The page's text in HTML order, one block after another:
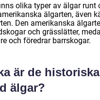
olika typer av älgar runt
älgarten, även
Den amerikanska
och grässlätter,
och föredrar barrskogar.
är de
älgar?